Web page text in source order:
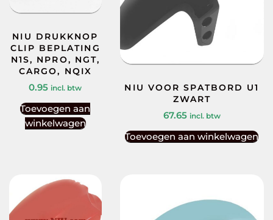
NIU DRUKKNOP
CLIP BEPLATING
N1S, NPRO, NGT,
CARGO, NQIX
0.95 incl. btw
Toevoegen aan
winkelwagen
NIU VOOR SPATBORD U1
ZWART
67.65 incl. btw
Toevoegen aan winkelwagen